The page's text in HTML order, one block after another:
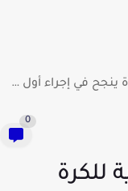
مستشفى الثورة بالحديدة ينجح في إجراء أول عملية لاستئصال...